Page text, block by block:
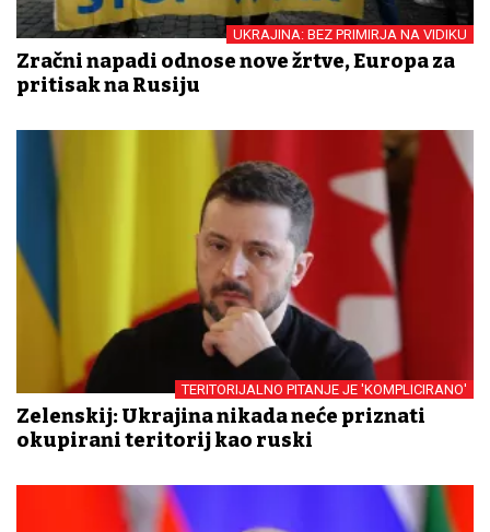
UKRAJINA: BEZ PRIMIRJA NA VIDIKU
Zračni napadi odnose nove žrtve, Europa za
pritisak na Rusiju
TERITORIJALNO PITANJE JE 'KOMPLICIRANO'
Zelenskij: Ukrajina nikada neće priznati
okupirani teritorij kao ruski